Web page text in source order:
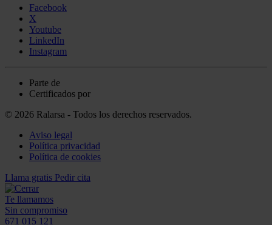
Facebook
X
Youtube
LinkedIn
Instagram
Parte de
Certificados por
© 2026 Ralarsa - Todos los derechos reservados.
Aviso legal
Política privacidad
Política de cookies
Llama gratis Pedir cita
Te llamamos
Sin compromiso
671 015 121